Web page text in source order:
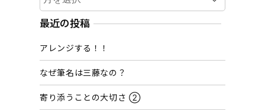
ー
カ
ブ
最近の投稿
アレンジする！！
なぜ筆名は三藤なの？
寄り添うことの大切さ ②